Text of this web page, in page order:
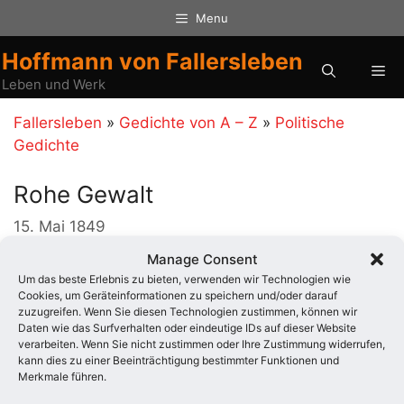
Manage Consent
Um das beste Erlebnis zu bieten, verwenden wir Technologien wie
Cookies, um Geräteinformationen zu speichern und/oder darauf
zuzugreifen. Wenn Sie diesen Technologien zustimmen, können wir
Daten wie das Surfverhalten oder eindeutige IDs auf dieser Website
verarbeiten. Wenn Sie nicht zustimmen oder Ihre Zustimmung widerrufen,
kann dies zu einer Beeinträchtigung bestimmter Funktionen und
Merkmale führen.
Inhalt
springen
Menu
Hoffmann von Fallersleben
Leben und Werk
Fallersleben » Gedichte von A – Z » Politische
Gedichte
Rohe Gewalt
15. Mai 1849
Will die rohe Gewalt rechtfertigen ihre Verbrechen
führt sie das Standrecht ein, daß sie sich rechtlich
noch rächt
Kategorien
Politische Gedichte